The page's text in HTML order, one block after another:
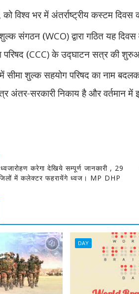
को विश्व भर में अंतर्राष्ट्रीय कस्टम
शुल्क संगठन (WCO)द्वारा गठित यह दिवस
(CCC)के उद्घाटन सत्र की
में सीमा शुल्क सहयोग परिषद का नाम
अंतर-सरकारी निकाय है और वर्तमान
करेगा देखिये सम्पूर्ण जानकारी , 29
में कलेक्टर फहरायेंगे ध्वज। MP DHP
DAY